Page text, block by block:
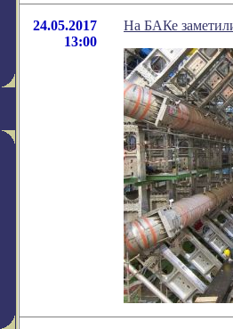
24.05.2017
13:00
На БАКе